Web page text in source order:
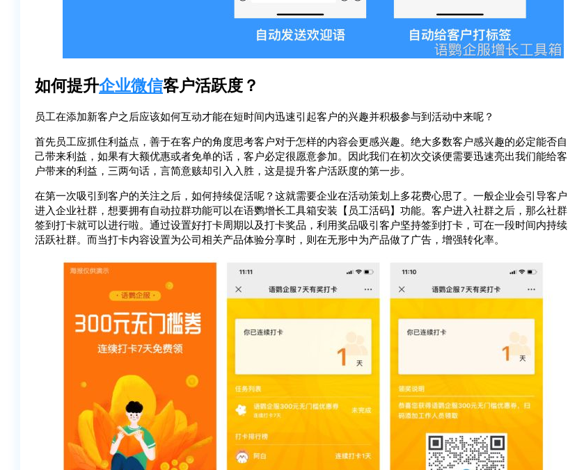
如何提升企业微信客户活跃度？
员工在添加新客户之后应该如何互动才能在短时间内迅速引起客户的兴趣并积极参与到活动中来呢？
首先员工应抓住利益点，善于在客户的角度思考客户对于怎样的内容会更感兴趣。绝大多数客户感兴趣的必定能否自
己带来利益，如果有大额优惠或者免单的话，客户必定很愿意参加。因此我们在初次交谈便需要迅速亮出我们能给客
户带来的利益，三两句话，言简意赅却引入入胜，这是提升客户活跃度的第一步。
在第一次吸引到客户的关注之后，如何持续促活呢？这就需要企业在活动策划上多花费心思了。一般企业会引导客户
进入企业社群，想要拥有自动拉群功能可以在语鹦增长工具箱安装【员工活码】功能。客户进入社群之后，那么社群
签到打卡就可以进行啦。通过设置好打卡周期以及打卡奖品，利用奖品吸引客户坚持签到打卡，可在一段时间内持续
活跃社群。而当打卡内容设置为公司相关产品体验分享时，则在无形中为产品做了广告，增强转化率。